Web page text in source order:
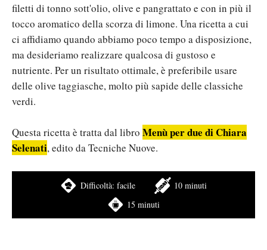
filetti di tonno sott'olio, olive e pangrattato e con in più il
tocco aromatico della scorza di limone. Una ricetta a cui
ci affidiamo quando abbiamo poco tempo a disposizione,
ma desideriamo realizzare qualcosa di gustoso e
nutriente. Per un risultato ottimale, è preferibile usare
delle olive taggiasche, molto più sapide delle classiche
verdi.
Questa ricetta è tratta dal libro Menù per due di Chiara
Selenati, edito da Tecniche Nuove.
Difficoltà: facile
10 minuti
15 minuti